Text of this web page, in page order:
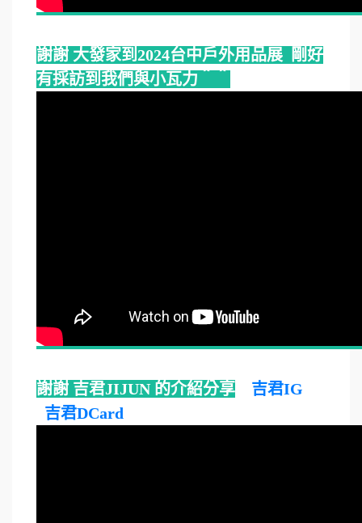
謝謝 大發家到2024台中戶外用品展 剛好
有採訪到我們與小瓦力＾＾
謝謝 吉君JIJUN 的介紹分享
吉君IG
吉君DCard